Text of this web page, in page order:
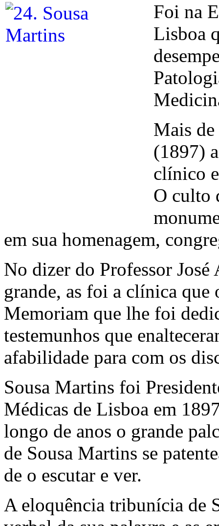
Foi na
Lisboa
Mais de
(1897)
clínico
O culto
em sua homenagem,
No dizer do Professor
grande, as foi a clínica
Memoriam que lhe foi
testemunhos que
afabilidade para com os
Sousa Martins foi
Médicas de Lisboa em
longo de anos o grande
de Sousa Martins se
de o escutar e ver.
A eloquência tribunícia de